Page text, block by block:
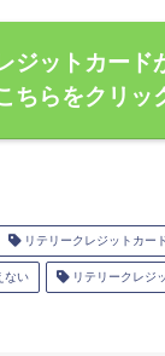
ジットカード
ちらをクリッ
リテリークレジットカー
ない リテリークレジ